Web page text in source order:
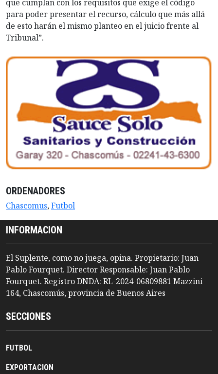
que cumplan con los requisitos que exige el código
para poder presentar el recurso, cálculo que más allá
de esto harán el mismo planteo en el juicio frente al
Tribunal”.
ORDENADORES
Chascomus,Futbol
INFORMACION
El Suplente, como no juega, opina. Propietario: Juan
Pablo Fourquet. Director Responsable: Juan Pablo
Fourquet. Registro DNDA: RL-2024-06809881 Mazzini
164, Chascomús, provincia de Buenos Aires
SECCIONES
FUTBOL
EXPORTACION